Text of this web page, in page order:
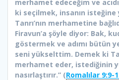
merhamet edeceğim ve
ki seçilmek, insanın isteğine
Tanrı’nın merhametine
Firavun’a şöyle diyor: Bak,
göstermek ve adımı bütün
seni yükselttim. Demek ki
merhamet eder, istediğinin
nasırlaştırır.” (Romalılar 9:9-